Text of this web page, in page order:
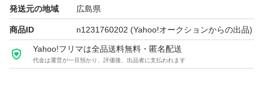
発送元の地域 広島県
商品ID n1231760202 (Yahoo!オークションからの出品)
Yahoo!フリマは全品送料無料・匿名配送
代金は運営が一旦預かり、評価後、出品者に支払われます